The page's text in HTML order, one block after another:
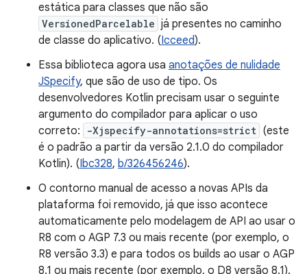
estática para classes que não são
VersionedParcelable já presentes no caminho
de classe do aplicativo. (Icceed).
Essa biblioteca agora usa anotações de nulidade
JSpecify, que são de uso de tipo. Os
desenvolvedores Kotlin precisam usar o seguinte
argumento do compilador para aplicar o uso
correto:
-Xjspecify-annotations=strict (este
é o padrão a partir da versão 2.1.0 do compilador
Kotlin). (Ibc328, b/326456246).
O contorno manual de acesso a novas APIs da
plataforma foi removido, já que isso acontece
automaticamente pelo modelagem de API ao usar o
R8 com o AGP 7.3 ou mais recente (por exemplo, o
R8 versão 3.3) e para todos os builds ao usar o AGP
8.1 ou mais recente (por exemplo, o D8 versão 8.1).